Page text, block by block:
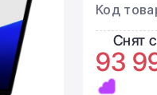
Код
Снят
93